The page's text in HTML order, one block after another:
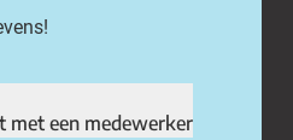
met een medewerker